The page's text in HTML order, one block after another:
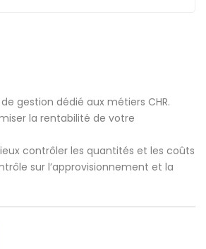
gestion dédié aux métiers CHR.
la rentabilité de votre
contrôler les quantités et les coûts
sur l’approvisionnement et la